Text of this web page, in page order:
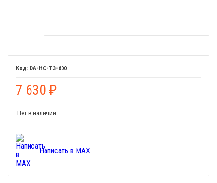
DA-НС-Т3-600
7 630 ₽
Нет в наличии
Написать в MAX